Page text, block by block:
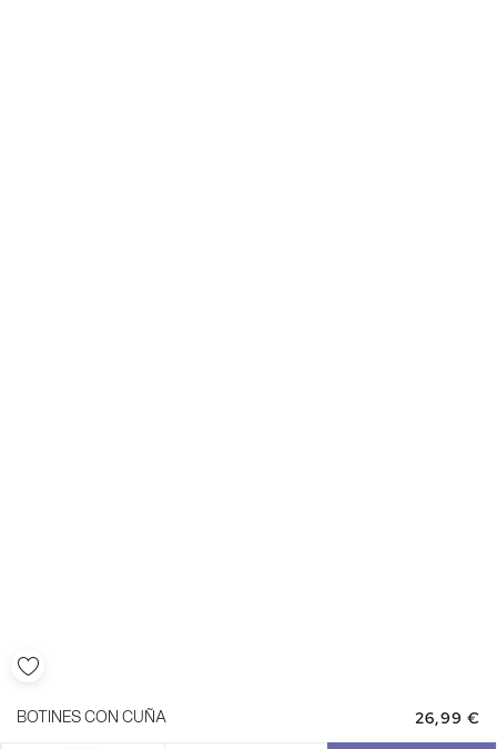
BOTINES CON CUÑA 26,99 €